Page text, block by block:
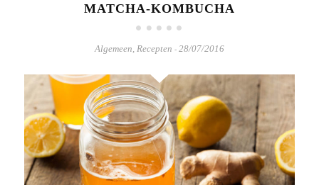
MATCHA-KOMBUCHA
Algemeen Recepten - 28/07/2016